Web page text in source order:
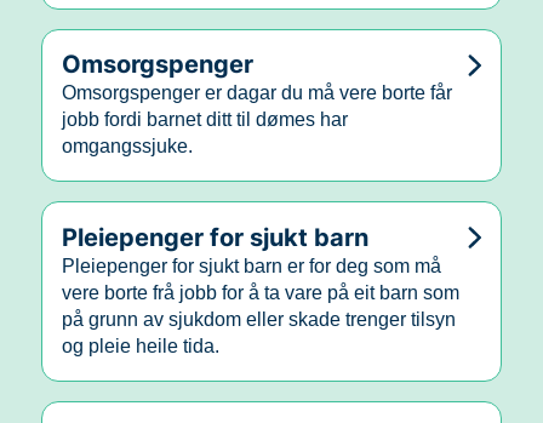
Omsorgspenger
Omsorgspenger er dagar du må vere borte får
jobb fordi barnet ditt til dømes har
omgangssjuke.
Pleiepenger for sjukt barn
Pleiepenger for sjukt barn er for deg som må
vere borte frå jobb for å ta vare på eit barn som
på grunn av sjukdom eller skade trenger tilsyn
og pleie heile tida.